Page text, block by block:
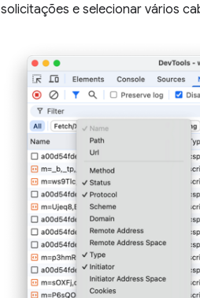
solicitações e selecionar vários